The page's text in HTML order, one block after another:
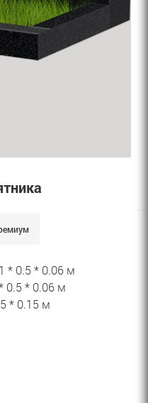
* 0.5 * 0.06 м
0.5 * 0.06 м
* 0.15 м